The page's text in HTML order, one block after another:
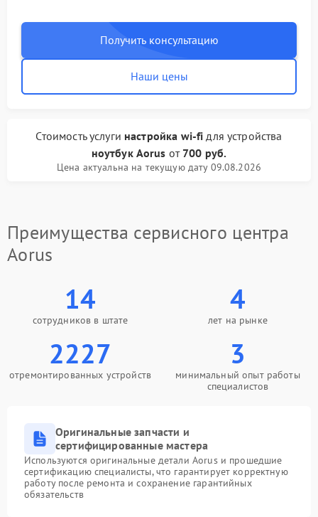
Получить консультацию
Наши цены
Стоимость услуги настройка wi-fi для устройства
ноутбук Aorus от 700 руб.
Цена актуальна на текущую дату 09.08.2026
Преимущества сервисного центра
Aorus
14
сотрудников в штате
4
лет на рынке
2227
отремонтированных устройств
3
минимальный опыт работы
специалистов
Оригинальные запчасти и
сертифицированные мастера
Используются оригинальные детали Aorus и прошедшие
сертификацию специалисты, что гарантирует корректную
работу после ремонта и сохранение гарантийных
обязательств